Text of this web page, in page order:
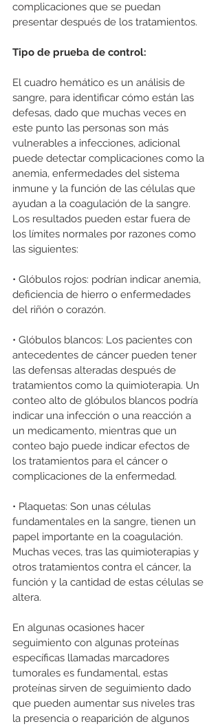
complicaciones que se puedan
presentar después de los tratamientos.
Tipo de prueba de control:
El cuadro hemático es un análisis de
sangre, para identificar cómo están las
defesas, dado que muchas veces en
este punto las personas son más
vulnerables a infecciones, adicional
puede detectar complicaciones como la
anemia, enfermedades del sistema
inmune y la función de las células que
ayudan a la coagulación de la sangre.
Los resultados pueden estar fuera de
los límites normales por razones como
las siguientes:
• Glóbulos rojos: podrían indicar anemia,
deficiencia de hierro o enfermedades
del riñón o corazón.
• Glóbulos blancos: Los pacientes con
antecedentes de cáncer pueden tener
las defensas alteradas después de
tratamientos como la quimioterapia. Un
conteo alto de glóbulos blancos podría
indicar una infección o una reacción a
un medicamento, mientras que un
conteo bajo puede indicar efectos de
los tratamientos para el cáncer o
complicaciones de la enfermedad.
• Plaquetas: Son unas células
fundamentales en la sangre, tienen un
papel importante en la coagulación.
Muchas veces, tras las quimioterapias y
otros tratamientos contra el cáncer, la
función y la cantidad de estas células se
altera.
En algunas ocasiones hacer
seguimiento con algunas proteínas
específicas llamadas marcadores
tumorales es fundamental, estas
proteínas sirven de seguimiento dado
que pueden aumentar sus niveles tras
la presencia o reaparición de algunos